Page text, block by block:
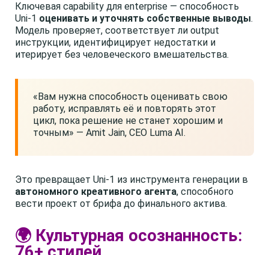
Ключевая capability для enterprise — способность
Uni-1 оценивать и уточнять собственные выводы.
Модель проверяет, соответствует ли output
инструкции, идентифицирует недостатки и
итерирует без человеческого вмешательства.
«Вам нужна способность оценивать свою
работу, исправлять её и повторять этот
цикл, пока решение не станет хорошим и
точным» — Amit Jain, CEO Luma AI.
Это превращает Uni-1 из инструмента генерации в
автономного креативного агента, способного
вести проект от брифа до финального актива.
🌍 Культурная осознанность: